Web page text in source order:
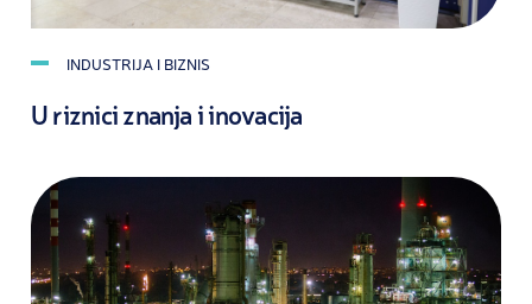
INDUSTRIJA I BIZNIS
U riznici znanja i inovacija